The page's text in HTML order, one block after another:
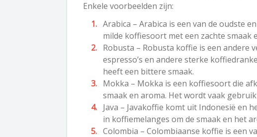
Enkele voorbeelden zijn:
Arabica – Arabica is een van de oudste
milde koffiesoort met een zachte smaak
Robusta – Robusta koffie is een
espresso’s en andere sterke
heeft een bittere smaak.
Mokka – Mokka is een koffiesoort die
smaak en aroma. Het wordt vaak
Java – Javakoffie komt uit Indonesië en
in koffiemelanges om de smaak en het
Colombia – Colombiaanse koffie is een